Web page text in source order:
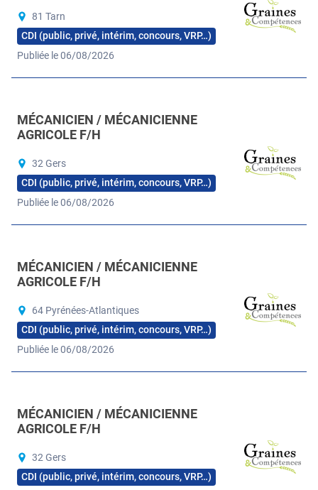
81 Tarn
CDI (public, privé, intérim, concours, VRP…)
Publiée le 06/08/2026
MÉCANICIEN / MÉCANICIENNE
AGRICOLE F/H
32 Gers
CDI (public, privé, intérim, concours, VRP…)
Publiée le 06/08/2026
MÉCANICIEN / MÉCANICIENNE
AGRICOLE F/H
64 Pyrénées-Atlantiques
CDI (public, privé, intérim, concours, VRP…)
Publiée le 06/08/2026
MÉCANICIEN / MÉCANICIENNE
AGRICOLE F/H
32 Gers
CDI (public, privé, intérim, concours, VRP…)